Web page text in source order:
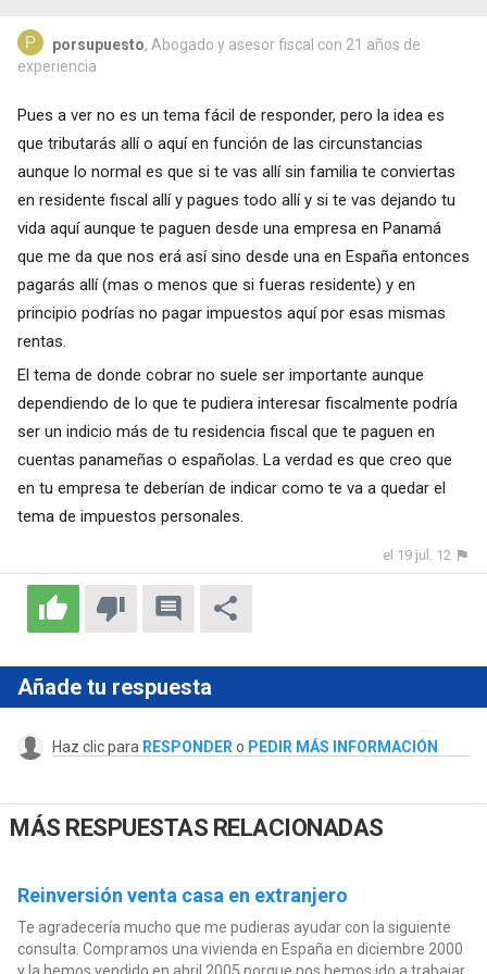
porsupuesto, Abogado y asesor fiscal con 21 años de
experiencia
Pues a ver no es un tema fácil de responder, pero la idea es
que tributarás allí o aquí en función de las circunstancias
aunque lo normal es que si te vas allí sin familia te conviertas
en residente fiscal allí y pagues todo allí y si te vas dejando tu
vida aquí aunque te paguen desde una empresa en Panamá
que me da que nos erá así sino desde una en España entonces
pagarás allí (mas o menos que si fueras residente) y en
principio podrías no pagar impuestos aquí por esas mismas
rentas.
El tema de donde cobrar no suele ser importante aunque
dependiendo de lo que te pudiera interesar fiscalmente podría
ser un indicio más de tu residencia fiscal que te paguen en
cuentas panameñas o españolas. La verdad es que creo que
en tu empresa te deberían de indicar como te va a quedar el
tema de impuestos personales.
el 19 jul. 12
Añade tu respuesta
Haz clic para RESPONDER o PEDIR MÁS INFORMACIÓN
MÁS RESPUESTAS RELACIONADAS
Reinversión venta casa en extranjero
Te agradecería mucho que me pudieras ayudar con la siguiente
consulta. Compramos una vivienda en España en diciembre 2000